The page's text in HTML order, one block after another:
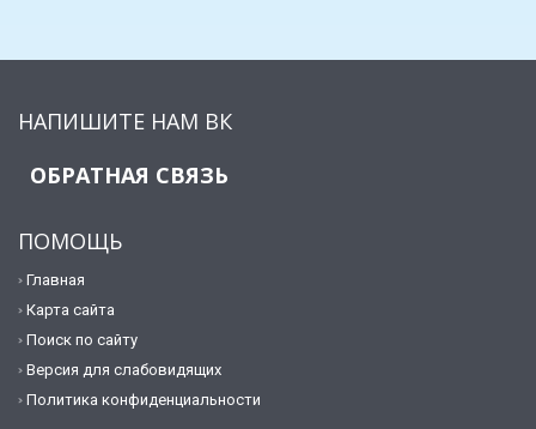
НАПИШИТЕ НАМ ВК
ОБРАТНАЯ СВЯЗЬ
ПОМОЩЬ
Главная
Карта сайта
Поиск по сайту
Версия для слабовидящих
Политика конфиденциальности